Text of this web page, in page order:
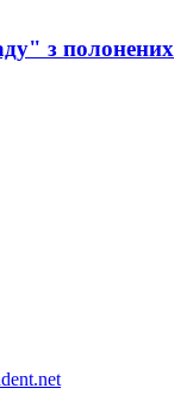
з полонених